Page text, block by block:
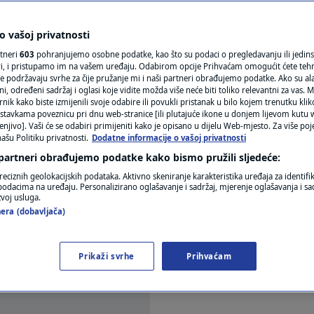
N1(DIS)INFO
FOTO
VIDEO
ukazivati na
to je prirodan proces koji je neizbježan.
nego kod drugih.
vašoj privatnosti
603 pohranjujemo osobne podatke, kao što su podaci o pregledavanju ili
i pristupamo im na vašem uređaju. Odabirom opcije Prihvaćam omogućit ćete
podržavaju svrhe za čije pružanje mi i naši partneri obrađujemo podatke. Ako su
određeni sadržaj i oglasi koje vidite možda više neće biti toliko relevantni za vas.
kako biste izmijenili svoje odabire ili povukli pristanak u bilo kojem trenutku
poveznicu pri dnu web-stranice [ili plutajuće ikone u donjem lijevom kutu
Vaši će se odabiri primijeniti kako je opisano u dijelu Web-mjesto. Za više
Politiku privatnosti. Dodatne informacije o vašoj privatnosti
obrađujemo podatke kako bismo pružili sljedeće:
geolokacijskih podataka. Aktivno skeniranje karakteristika uređaja za
na uređaju. Personalizirano oglašavanje i sadržaj, mjerenje oglašavanja i
usluga.
(dobavljača)
Prikaži svrhe Prihvaćam